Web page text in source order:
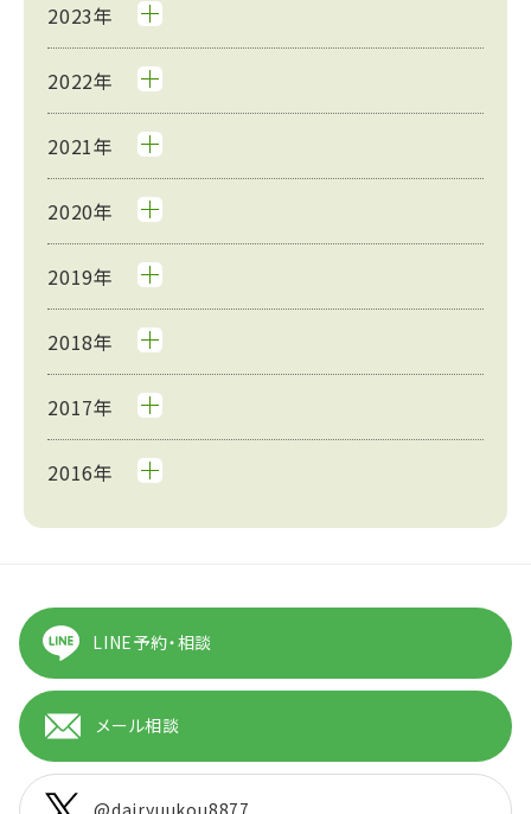
2023年
2022年
2021年
2020年
2019年
2018年
2017年
2016年
LINE予約・相談
メール相談